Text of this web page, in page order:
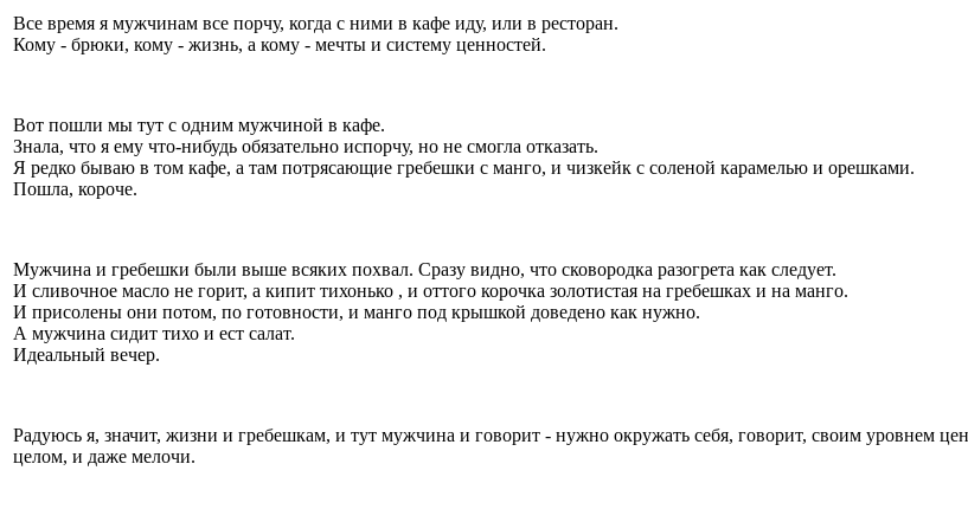
Все время я мужчинам все порчу, когда с ними в кафе иду, или в ресторан.
Кому - брюки, кому - жизнь, а кому - мечты и систему ценностей.
Вот пошли мы тут с одним мужчиной в кафе.
Знала, что я ему что-нибудь обязательно испорчу, но не смогла отказать.
Я редко бываю в том кафе, а там потрясающие гребешки с манго, и чизкейк с соленой карамелью и орешками.
Пошла, короче.
Мужчина и гребешки были выше всяких похвал. Сразу видно, что сковородка разогрета как следует.
И сливочное масло не горит, а кипит тихонько , и оттого корочка золотистая на гребешках и на манго.
И присолены они потом, по готовности, и манго под крышкой доведено как нужно.
А мужчина сидит тихо и ест салат.
Идеальный вечер.
Радуюсь я, значит, жизни и гребешкам, и тут мужчина и говорит - нужно окружать себя, говорит, своим уровнем
целом, и даже мелочи.